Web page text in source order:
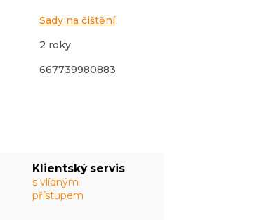
Klientský servis
s vlídným
přístupem
Sady na čištění
2 roky
667739980883